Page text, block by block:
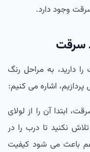
وجود دارد.
سرقت
دارید، به مراحل رنگ
اشاره می کنیم:
ابتدا آن را از لولای
نکنید تا درب را در
باعث می شود کیفیت